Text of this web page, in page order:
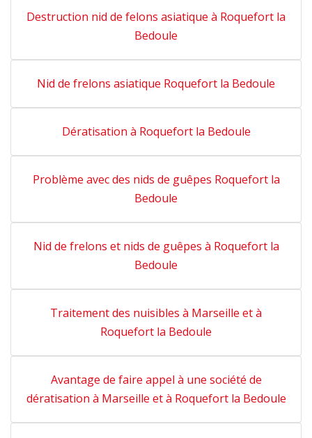
Destruction nid de felons asiatique à Roquefort la
Bedoule
Nid de frelons asiatique Roquefort la Bedoule
Dératisation à Roquefort la Bedoule
Problème avec des nids de guêpes Roquefort la
Bedoule
Nid de frelons et nids de guêpes à Roquefort la
Bedoule
Traitement des nuisibles à Marseille et à
Roquefort la Bedoule
Avantage de faire appel à une société de
dératisation à Marseille et à Roquefort la Bedoule